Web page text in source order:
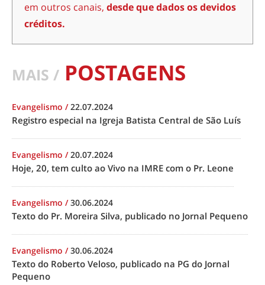
em outros canais, desde que dados os devidos
créditos.
MAIS / POSTAGENS
Evangelismo /22.07.2024
Registro especial na Igreja Batista Central de São Luís
Evangelismo /20.07.2024
Hoje, 20, tem culto ao Vivo na IMRE com o Pr. Leone
Evangelismo /30.06.2024
Texto do Pr. Moreira Silva, publicado no Jornal Pequeno
Evangelismo /30.06.2024
Texto do Roberto Veloso, publicado na PG do Jornal
Pequeno